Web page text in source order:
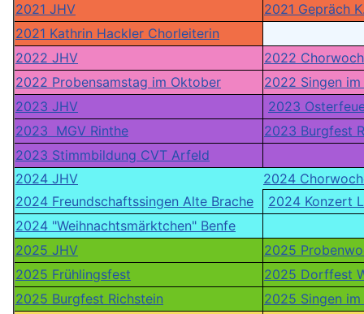
2021 JHV
2021 Gepräch
2021 Kathrin Hackler Chorleiterin
2022 JHV
2022
2022 Probensamstag im Oktober
2022 Singen
2023 JHV
2023
2023 MGV Rinthe
2023 Burgfest
2023 Stimmbildung CVT Arfeld
2024 JHV
2024
2024 Freundschaftssingen Alte Brache
2024 Konzert
2024 "Weihnachtsmärktchen" Benfe
2025 JHV
2025
2025 Frühlingsfest
2025 Dorffest
2025 Burgfest Richstein
2025 Singen